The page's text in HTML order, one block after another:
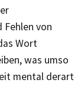
von
Wort
was umso
mental derart